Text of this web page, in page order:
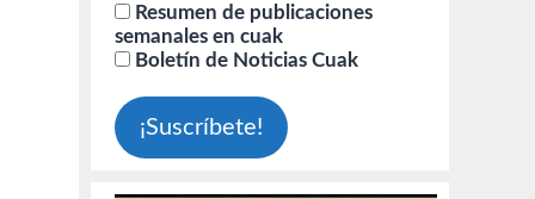
Resumen de publicaciones
semanales en cuak
Boletín de Noticias Cuak